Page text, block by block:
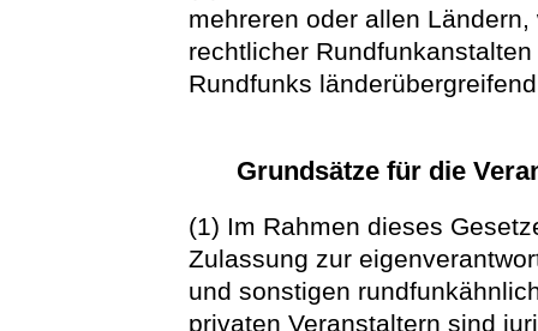
mehreren oder allen
rechtlicher
Rundfunks
Grundsätze für die
(1) Im Rahmen dieses
Zulassung zur
und sonstigen
privaten Veranstaltern sind